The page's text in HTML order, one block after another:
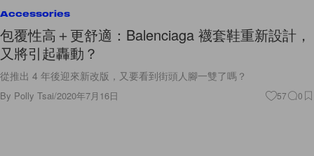
Accessories
包覆性高＋更舒適：Balenciaga 襪套鞋重新設計，
又將引起轟動？
從推出 4 年後迎來新改版，又要看到街頭人腳一雙了嗎？
By Polly Tsai/2020年7月16日 57 0